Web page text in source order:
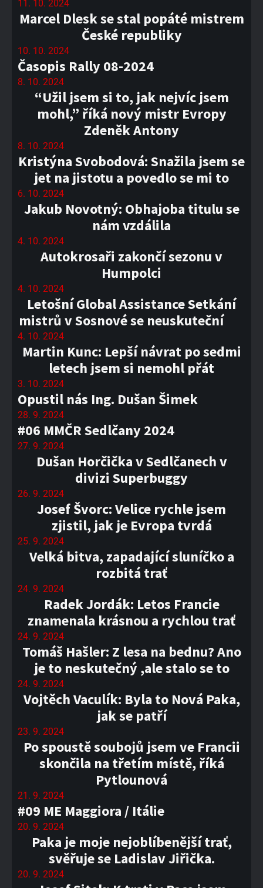
11. 10. 2024
Marcel Dlesk se stal popáté mistrem
České republiky
10. 10. 2024
Časopis Rally 08-2024
8. 10. 2024
“Užil jsem si to, jak nejvíc jsem
mohl,” říká nový mistr Evropy
Zdeněk Antony
8. 10. 2024
Kristýna Svobodová: Snažila jsem se
jet na jistotu a povedlo se mi to
6. 10. 2024
Jakub Novotný: Obhajoba titulu se
nám vzdálila
4. 10. 2024
Autokrosaři zakončí sezonu v
Humpolci
4. 10. 2024
Letošní Global Assistance Setkání
mistrů v Sosnové se neuskuteční
4. 10. 2024
Martin Kunc: Lepší návrat po sedmi
letech jsem si nemohl přát
3. 10. 2024
Opustil nás Ing. Dušan Šimek
28. 9. 2024
#06 MMČR Sedlčany 2024
27. 9. 2024
Dušan Horčička v Sedlčanech v
divizi Superbuggy
26. 9. 2024
Josef Švorc: Velice rychle jsem
zjistil, jak je Evropa tvrdá
25. 9. 2024
Velká bitva, zapadající sluníčko a
rozbitá trať
24. 9. 2024
Radek Jordák: Letos Francie
znamenala krásnou a rychlou trať
24. 9. 2024
Tomáš Hašler: Z lesa na bednu? Ano
je to neskutečný ,ale stalo se to
24. 9. 2024
Vojtěch Vaculík: Byla to Nová Paka,
jak se patří
23. 9. 2024
Po spoustě soubojů jsem ve Francii
skončila na třetím místě, říká
Pytlounová
21. 9. 2024
#09 ME Maggiora / Itálie
20. 9. 2024
Paka je moje nejoblíbenější trať,
svěřuje se Ladislav Jiřička.
20. 9. 2024